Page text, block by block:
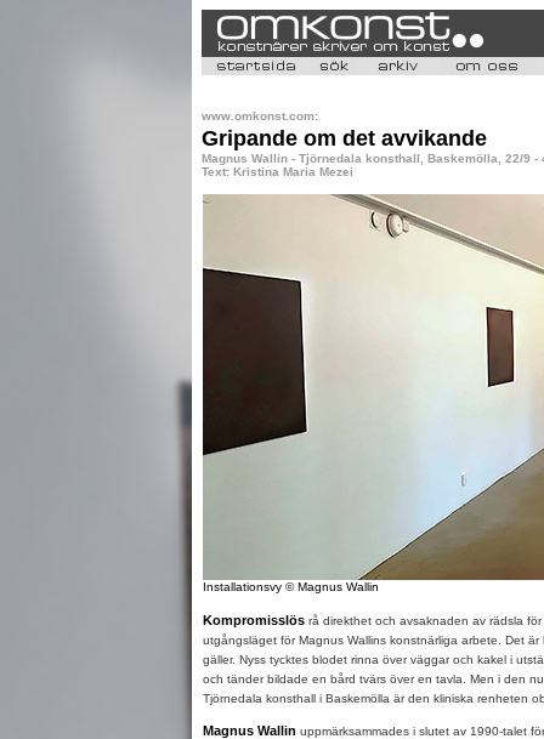
www.omkonst.com:
Gripande om det avvikande
Magnus Wallin - Tjörnedala konsthall, Baskemölla, 22/9 -
Text: Kristina Maria Mezei
Installationsvy © Magnus Wallin
Kompromisslös rå direkthet och avsaknaden av rädsla
utgångsläget för Magnus Wallins konstnärliga arbete. Det
gäller. Nyss tycktes blodet rinna över väggar och kakel i
och tänder bildade en bård tvärs över en tavla. Men i den
Tjörnedala konsthall i Baskemölla är den kliniska renheten
Magnus Wallin uppmärksammades i slutet av 1990-talet